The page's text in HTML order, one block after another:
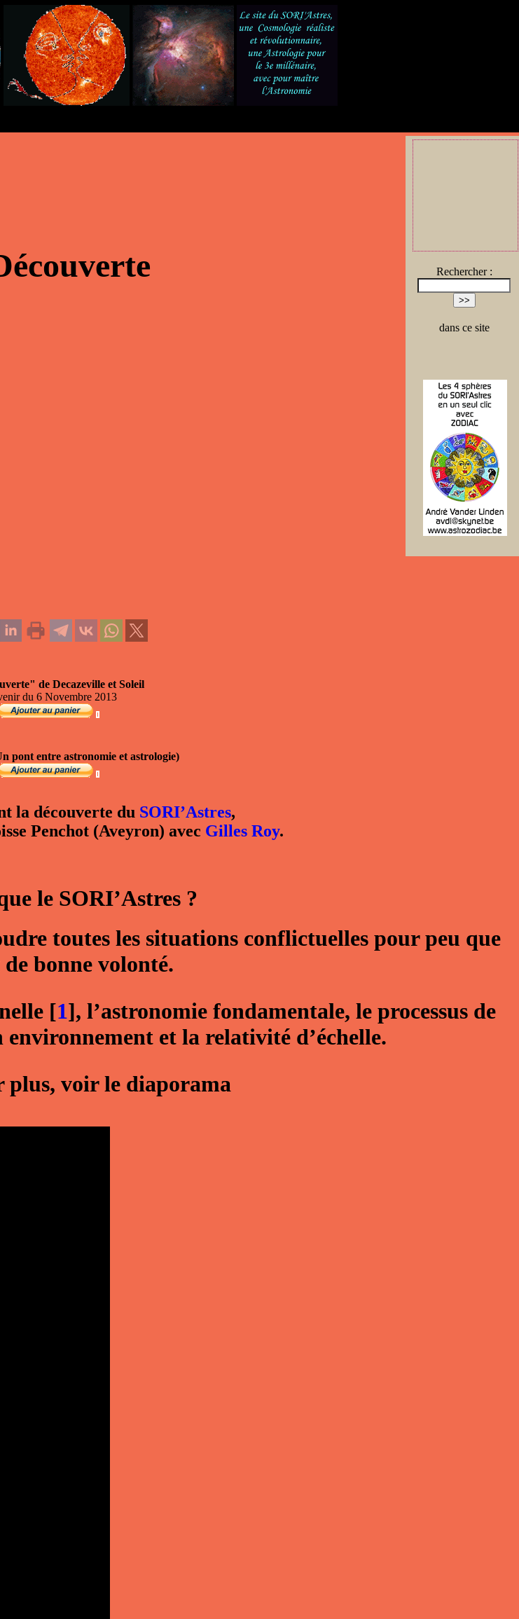
Rechercher :
dans ce site
de Decazeville et Soleil
du 6 Novembre 2013
pont entre astronomie et astrologie)
la découverte du SORI’Astres,
Penchot (Aveyron) avec Gilles Roy.
le SORI’Astres ?
toutes les situations conflictuelles pour peu que
de bonne volonté.
[1], l’astronomie fondamentale, le processus de
et la relativité d’échelle.
plus, voir le diaporama